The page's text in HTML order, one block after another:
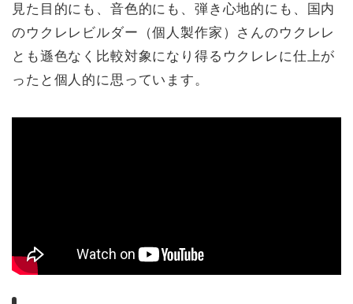
見た目的にも、音色的にも、弾き心地的にも、国内
のウクレレビルダー（個人製作家）さんのウクレレ
とも遜色なく比較対象になり得るウクレレに仕上が
ったと個人的に思っています。